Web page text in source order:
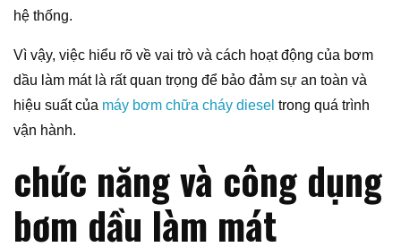
hệ thống.
Vì vậy, việc hiểu rõ về vai trò và cách hoạt động của bơm
dầu làm mát là rất quan trọng để bảo đảm sự an toàn và
hiệu suất của máy bơm chữa cháy diesel trong quá trình
vận hành.
chức năng và công dụng
bơm dầu làm mát